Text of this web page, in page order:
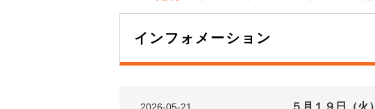
インフォメーション
５月１９日（火）